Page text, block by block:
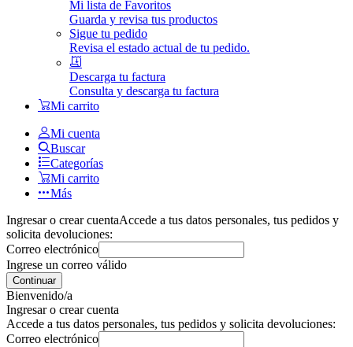
Mi lista de Favoritos
Guarda y revisa tus productos
Sigue tu pedido
Revisa el estado actual de tu pedido.
Descarga tu factura
Consulta y descarga tu factura
Mi carrito
Mi cuenta
Buscar
Categorías
Mi carrito
Más
Ingresar o crear cuentaAccede a tus datos personales, tus pedidos y
solicita devoluciones:
Correo electrónico
Ingrese un correo válido
Continuar
Bienvenido/a
Ingresar o crear cuenta
Accede a tus datos personales, tus pedidos y solicita devoluciones:
Correo electrónico